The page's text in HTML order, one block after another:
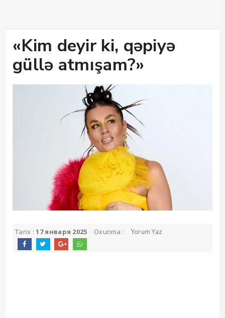
«Kim deyir ki, qəpiyə
güllə atmışam?»
Tarix :17 января 2025 Oxunma : Yorum Yaz